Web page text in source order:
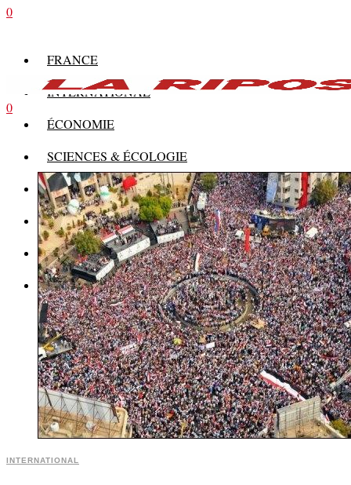
0
FRANCE
INTERNATIONAL
ÉCONOMIE
SCIENCES & ÉCOLOGIE
HISTOIRE
THÉORIE
CULTURE
MULTIMÉDIAS
0
INTERNATIONAL